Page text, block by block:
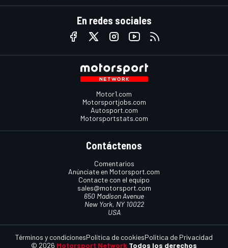
En redes sociales
Motor1.com
Motorsportjobs.com
Autosport.com
Motorsportstats.com
Contáctenos
Comentarios
Anúnciate en Motorsport.com
Contacte con el equipo
sales@motorsport.com
650 Madison Avenue
New York, NY 10022
USA
© 2026 Motorsport Network Todos los derechos
Términos y condicionesPolítica de cookiesPolítica de Privacidad